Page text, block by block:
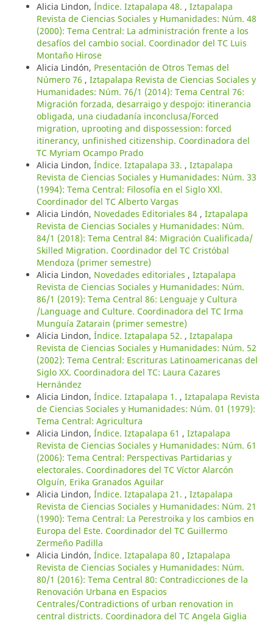
Alicia Lindon, Índice. Iztapalapa 48. , Iztapalapa
Revista de Ciencias Sociales y Humanidades: Núm. 48
(2000): Tema Central: La administración frente a los
desafíos del cambio social. Coordinador del TC Luis
Montaño Hirose
Alicia Lindón, Presentación de Otros Temas del
Número 76 , Iztapalapa Revista de Ciencias Sociales y
Humanidades: Núm. 76/1 (2014): Tema Central 76:
Migración forzada, desarraigo y despojo: itinerancia
obligada, una ciudadanía inconclusa/Forced
migration, uprooting and dispossession: forced
itinerancy, unfinished citizenship. Coordinadora del
TC Myriam Ocampo Prado
Alicia Lindon, Índice. Iztapalapa 33. , Iztapalapa
Revista de Ciencias Sociales y Humanidades: Núm. 33
(1994): Tema Central: Filosofía en el Siglo XXl.
Coordinador del TC Alberto Vargas
Alicia Lindón, Novedades Editoriales 84 , Iztapalapa
Revista de Ciencias Sociales y Humanidades: Núm.
84/1 (2018): Tema Central 84: Migración Cualificada/
Skilled Migration. Coordinador del TC Cristóbal
Mendoza (primer semestre)
Alicia Lindon, Novedades editoriales , Iztapalapa
Revista de Ciencias Sociales y Humanidades: Núm.
86/1 (2019): Tema Central 86: Lenguaje y Cultura
/Language and Culture. Coordinadora del TC Irma
Munguía Zatarain (primer semestre)
Alicia Lindon, Índice. Iztapalapa 52. , Iztapalapa
Revista de Ciencias Sociales y Humanidades: Núm. 52
(2002): Tema Central: Escrituras Latinoamericanas del
Siglo XX. Coordinadora del TC: Laura Cazares
Hernández
Alicia Lindon, Índice. Iztapalapa 1. , Iztapalapa Revista
de Ciencias Sociales y Humanidades: Núm. 01 (1979):
Tema Central: Agricultura
Alicia Lindon, Índice. Iztapalapa 61 , Iztapalapa
Revista de Ciencias Sociales y Humanidades: Núm. 61
(2006): Tema Central: Perspectivas Partidarias y
electorales. Coordinadores del TC Víctor Alarcón
Olguín, Erika Granados Aguilar
Alicia Lindon, Índice. Iztapalapa 21. , Iztapalapa
Revista de Ciencias Sociales y Humanidades: Núm. 21
(1990): Tema Central: La Perestroika y los cambios en
Europa del Este. Coordinador del TC Guillermo
Zermeño Padilla
Alicia Lindón, Índice. Iztapalapa 80 , Iztapalapa
Revista de Ciencias Sociales y Humanidades: Núm.
80/1 (2016): Tema Central 80: Contradicciones de la
Renovación Urbana en Espacios
Centrales/Contradictions of urban renovation in
central districts. Coordinadora del TC Angela Giglia